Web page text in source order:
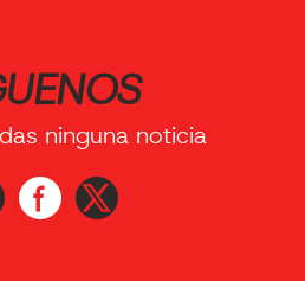
ninguna noticia